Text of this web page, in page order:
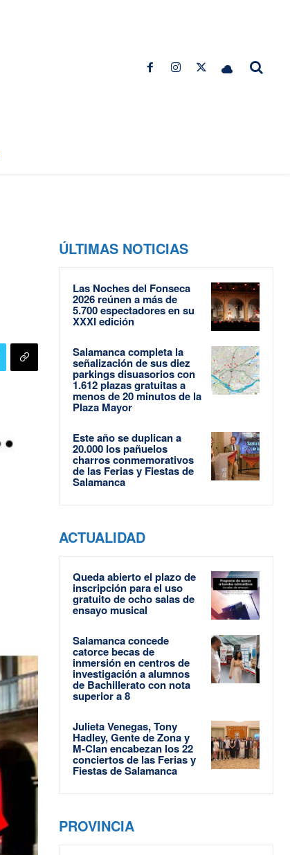
ÚLTIMAS NOTICIAS
Las Noches del Fonseca
2026 reúnen a más de
5.700 espectadores en su
XXXI edición
Salamanca completa la
señalización de sus diez
parkings disuasorios con
1.612 plazas gratuitas a
menos de 20 minutos de la
Plaza Mayor
Este año se duplican a
20.000 los pañuelos
charros conmemorativos
de las Ferias y Fiestas de
Salamanca
ACTUALIDAD
Queda abierto el plazo de
inscripción para el uso
gratuito de ocho salas de
ensayo musical
Salamanca concede
catorce becas de
inmersión en centros de
investigación a alumnos
de Bachillerato con nota
superior a 8
Julieta Venegas, Tony
Hadley, Gente de Zona y
M-Clan encabezan los 22
conciertos de las Ferias y
Fiestas de Salamanca
PROVINCIA